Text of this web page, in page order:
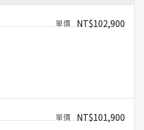
NT$102,900
NT$101,900